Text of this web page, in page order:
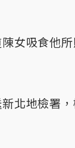
女吸食他
北地檢署